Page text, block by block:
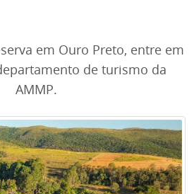
em Ouro Preto, entre em
de turismo da
AMMP.